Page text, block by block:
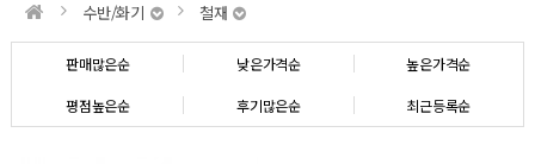
수반/화기 철재
판매많은순 낮은가격순 높은가격순
평점높은순 후기많은순 최근등록순